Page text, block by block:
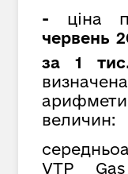
- ціна
червень
за 1
величин:
VTP